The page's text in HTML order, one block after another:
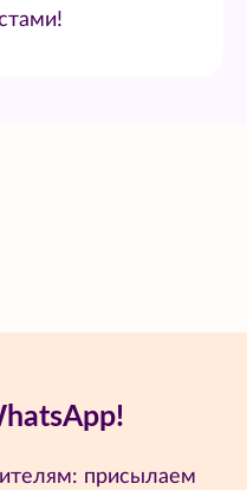
присылаем